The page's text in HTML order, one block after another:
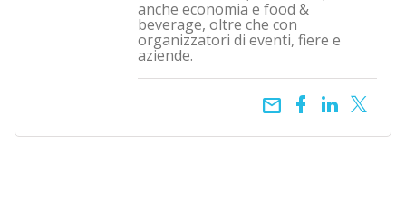
anche economia e food &
beverage, oltre che con
organizzatori di eventi, fiere e
aziende.
email